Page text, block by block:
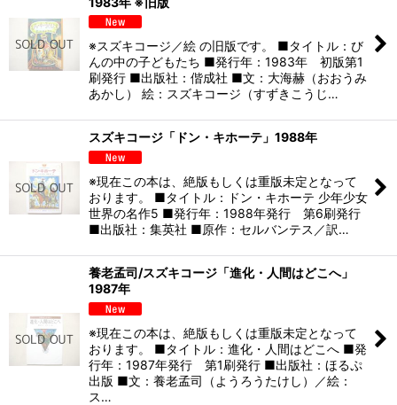
※スズキコージ／絵 の旧版です。 ■タイトル：び
んの中の子どもたち ■発行年：1983年 初版第1
刷発行 ■出版社：偕成社 ■文：大海赫（おおうみ
あかし） 絵：スズキコージ（すずきこうじ…
スズキコージ「ドン・キホーテ」1988年
※現在この本は、絶版もしくは重版未定となって
おります。 ■タイトル：ドン・キホーテ 少年少女
世界の名作5 ■発行年：1988年発行 第6刷発行
■出版社：集英社 ■原作：セルバンテス／訳…
養老孟司/スズキコージ「進化・人間はどこへ」
1987年
※現在この本は、絶版もしくは重版未定となって
おります。 ■タイトル：進化・人間はどこへ ■発
行年：1987年発行 第1刷発行 ■出版社：ほるぷ
出版 ■文：養老孟司（ようろうたけし）／絵：
ス…